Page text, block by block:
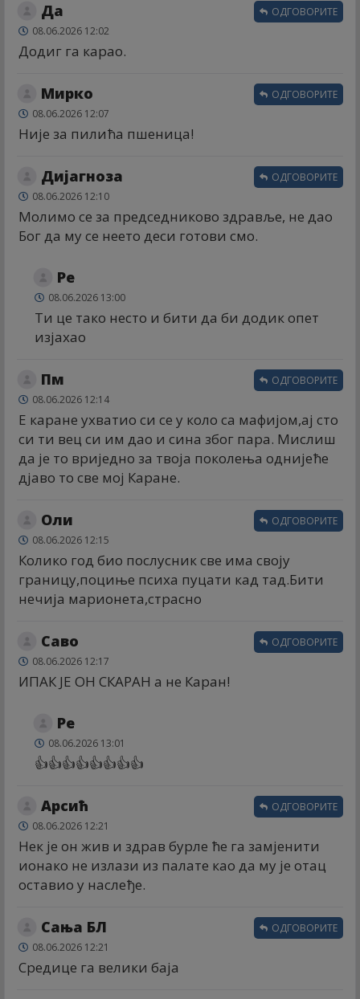
Да
08.06.2026 12:02
Додиг га карао.
ОДГОВОРИТЕ
Мирко
08.06.2026 12:07
Није за пилића пшеница!
ОДГОВОРИТЕ
Дијагноза
08.06.2026 12:10
Молимо се за председниково здравље, не дао
Бог да му се неето деси готови смо.
ОДГОВОРИТЕ
Ре
08.06.2026 13:00
Ти це тако несто и бити да би додик опет
изјахао
Пм
08.06.2026 12:14
Е каране ухватио си се у коло са мафијом,ај сто
си ти вец си им дао и сина због пара. Мислиш
да је то вриједно за твоја поколења однијеће
дјаво то све мој Каране.
ОДГОВОРИТЕ
Оли
08.06.2026 12:15
Колико год био послусник све има своју
границу,поциње психа пуцати кад тад.Бити
нечија марионета,страсно
ОДГОВОРИТЕ
Саво
08.06.2026 12:17
ИПАК ЈЕ ОН СКАРАН а не Каран!
ОДГОВОРИТЕ
Ре
08.06.2026 13:01
👍👍👍👍👍👍👍👍
Арсић
08.06.2026 12:21
Нек је он жив и здрав бурле ће га замјенити
ионако не излази из палате као да му је отац
оставио у наслеђе.
ОДГОВОРИТЕ
Сања БЛ
08.06.2026 12:21
Средице га велики баја
ОДГОВОРИТЕ